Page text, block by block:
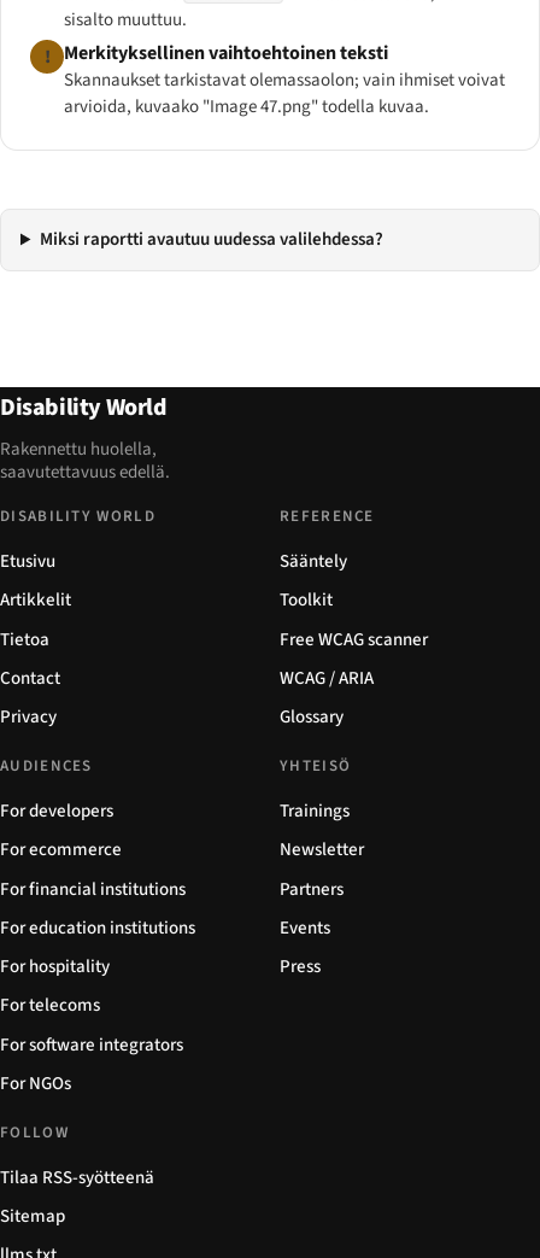
sisalto muuttuu.
! Merkityksellinen vaihtoehtoinen teksti
Skannaukset tarkistavatolemassaolon; vain ihmiset voivat
arvioida, kuvaako "Image 47.png" todella kuvaa.
Miksi raportti avautuu uudessa valilehdessa?
Disability World
Rakennettu huolella,
saavutettavuus edellä.
DISABILITY WORLD
Etusivu
Artikkelit
Tietoa
Contact
Privacy
REFERENCE
Sääntely
Toolkit
Free WCAG scanner
WCAG / ARIA
Glossary
AUDIENCES
For developers
For ecommerce
For financial institutions
For education institutions
For hospitality
For telecoms
For software integrators
For NGOs
YHTEISÖ
Trainings
Newsletter
Partners
Events
Press
FOLLOW
Tilaa RSS-syötteenä
Sitemap